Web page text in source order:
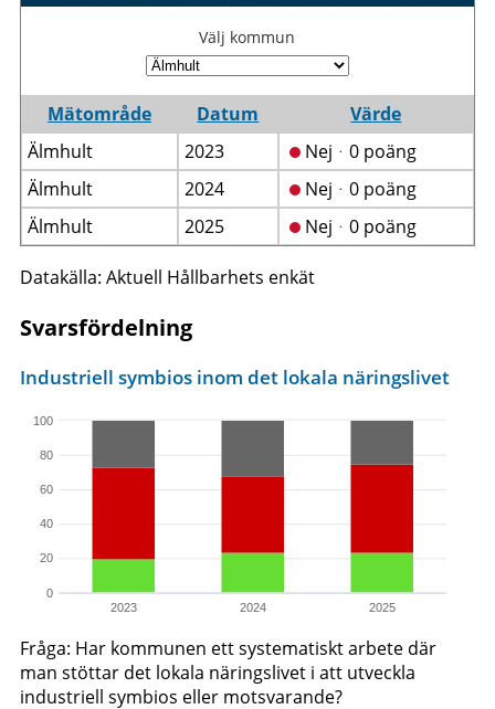
Välj kommun
Mätområde Datum
Värde
Älmhult
2023
Nejᆞ0 poäng
Älmhult
2024
Nejᆞ0 poäng
Älmhult
2025 Nejᆞ0 poäng
Datakälla: Aktuell Hållbarhets enkät
Svarsfördelning
2023 2024 2025
0
20
40
60
80
100
Industriell symbios inom det lokala näringslivet
Fråga: Har kommunen ett systematiskt arbete där
man stöttar det lokala näringslivet i att utveckla
industriell symbios eller motsvarande?